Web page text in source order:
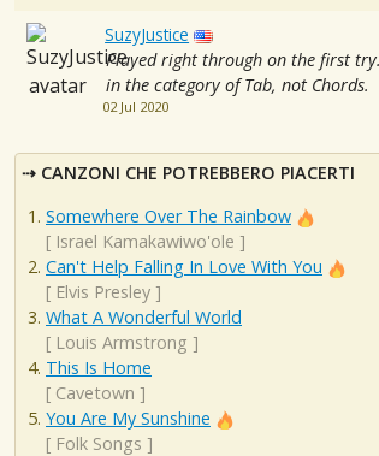
SuzyJustice
Played right through on the first
in the category of Tab, not Chords.
02 Jul 2020
CANZONI CHE POTREBBERO PIACERTI
Somewhere Over The Rainbow
[ Israel Kamakawiwo'ole ]
Can't Help Falling In Love With You
[ Elvis Presley ]
What A Wonderful World
[ Louis Armstrong ]
This Is Home
[ Cavetown ]
You Are My Sunshine
[ Folk Songs ]